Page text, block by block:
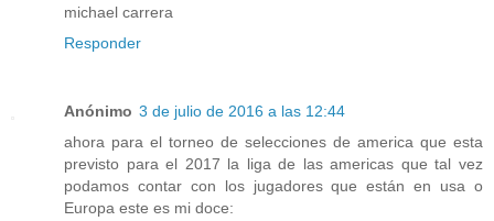
michael carrera
Responder
Anónimo 3 de julio de 2016 a las 12:44
ahora para el torneo de selecciones de america que esta
previsto para el 2017 la liga de las americas que tal vez
podamos contar con los jugadores que están en usa o
Europa este es mi doce: